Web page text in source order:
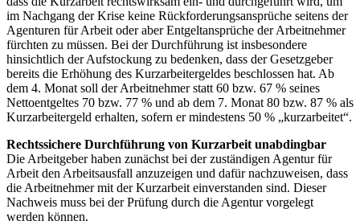
im Nachgang der Krise keine Rückforderungsansprüche seitens der
Agenturen für Arbeit oder aber Entgeltansprüche der Arbeitnehmer
fürchten zu müssen. Bei der Durchführung ist insbesondere
hinsichtlich der Aufstockung zu bedenken, dass der Gesetzgeber
bereits die Erhöhung des Kurzarbeitergeldes beschlossen hat. Ab
dem 4. Monat soll der Arbeitnehmer statt 60 bzw. 67 % seines
Nettoentgeltes 70 bzw. 77 % und ab dem 7. Monat 80 bzw. 87 % als
Kurzarbeitergeld erhalten, sofern er mindestens 50 % „kurzarbeitet“.
Rechtssichere Durchführung von Kurzarbeit unabdingbar
Die Arbeitgeber haben zunächst bei der zuständigen Agentur für
Arbeit den Arbeitsausfall anzuzeigen und dafür nachzuweisen, dass
die Arbeitnehmer mit der Kurzarbeit einverstanden sind. Dieser
Nachweis muss bei der Prüfung durch die Agentur vorgelegt
werden können.